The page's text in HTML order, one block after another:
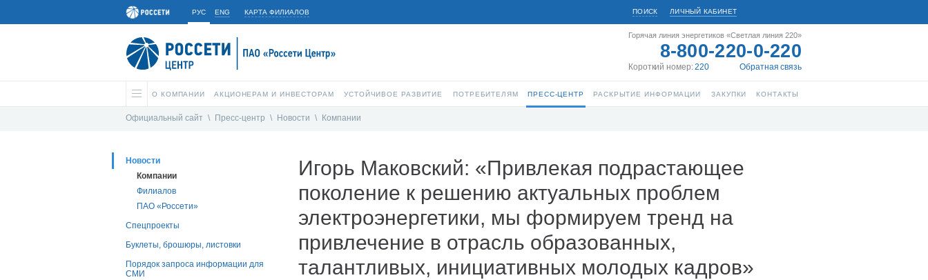
РУС ENG КАРТА ФИЛИАЛОВ ЛИЧНЫЙ КАБИНЕТ
ПОИСК
Горячая линия энергетиков «Светлая линия 220»
8-800-220-0-220
Короткий номер:220 Обратная связь
О КОМПАНИИ АКЦИОНЕРАМ И ИНВЕСТОРАМ УСТОЙЧИВОЕ РАЗВИТИЕ ПОТРЕБИТЕЛЯМ ПРЕСС-ЦЕНТР РАСКРЫТИЕ ИНФОРМАЦИИ ЗАКУПКИ КОНТАКТЫ
Официальный сайт \ Пресс-центр \ Новости \ Компании
Новости
Компании
Филиалов
ПАО «Россети»
Спецпроекты
Буклеты, брошюры, листовки
Порядок запроса информации для
СМИ
Игорь Маковский: «Привлекая подрастающее
поколение к решению актуальных проблем
электроэнергетики, мы формируем тренд на
привлечение в отрасль образованных,
талантливых, инициативных молодых кадров»